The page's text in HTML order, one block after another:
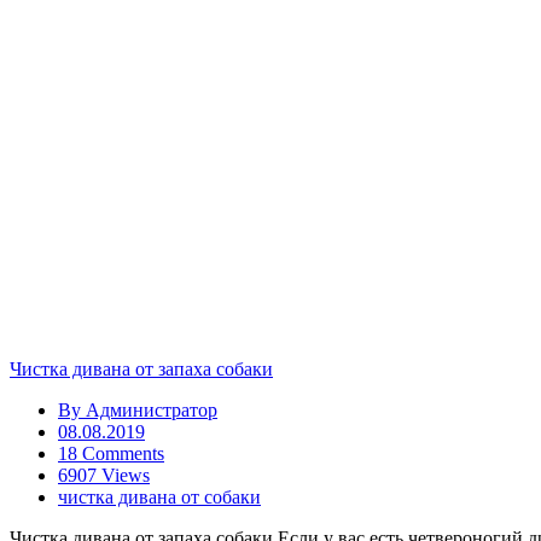
Чистка дивана от запаха собаки
By Администратор
08.08.2019
18 Comments
6907 Views
чистка дивана от собаки